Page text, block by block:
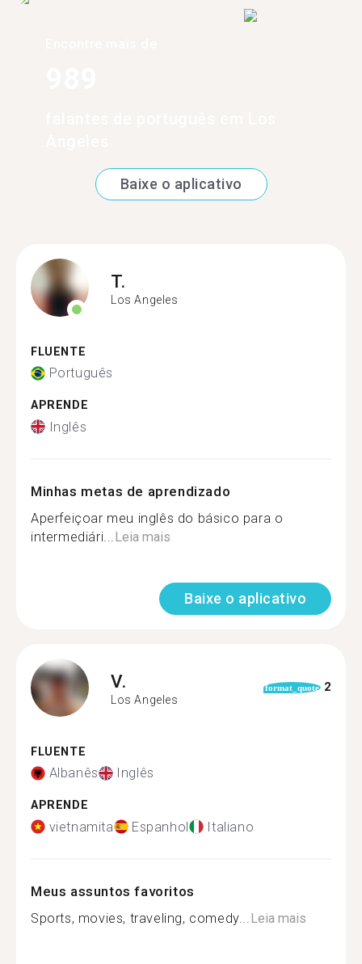
Baixe o aplicativo
T.
Los Angeles
FLUENTE
Português
APRENDE
Inglês
Minhas metas de aprendizado
Aperfeiçoar meu inglês do básico para o
intermediári... Leia mais
Baixe o aplicativo
V.
Los Angeles
format_quote 2
FLUENTE
Albanês Inglês
APRENDE
vietnamita Espanhol Italiano
Meus assuntos favoritos
Sports, movies, traveling, comedy... Leia mais